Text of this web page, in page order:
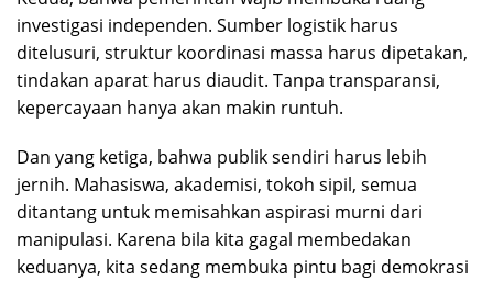
investigasi independen. Sumber logistik harus
ditelusuri, struktur koordinasi massa harus dipetakan,
tindakan aparat harus diaudit. Tanpa transparansi,
kepercayaan hanya akan makin runtuh.
Dan yang ketiga, bahwa publik sendiri harus lebih
jernih. Mahasiswa, akademisi, tokoh sipil, semua
ditantang untuk memisahkan aspirasi murni dari
manipulasi. Karena bila kita gagal membedakan
keduanya, kita sedang membuka pintu bagi demokrasi